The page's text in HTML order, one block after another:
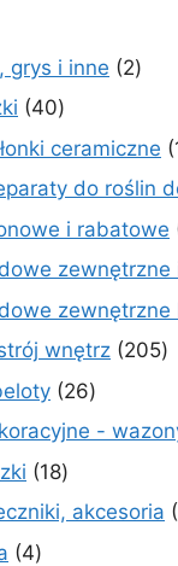
grys i inne 22
4040
produktów
ceramiczne
do roślin
i rabatowe
zewnętrzne
zewnętrzne
wnętrz 205
2626
-
1818
produktów
akcesoria
44